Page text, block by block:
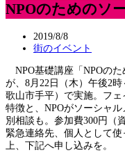
NPOのためのソ
2019/8/8
街のイベント
NPO基礎講座「NPOのた
が、8月22日（木）午後2
歌山市手平）で実施。フ
特徴と、NPOがソーシャ
別相談も。参加費300円（
緊急連絡先、個人として
上、下記へ申し込みを。